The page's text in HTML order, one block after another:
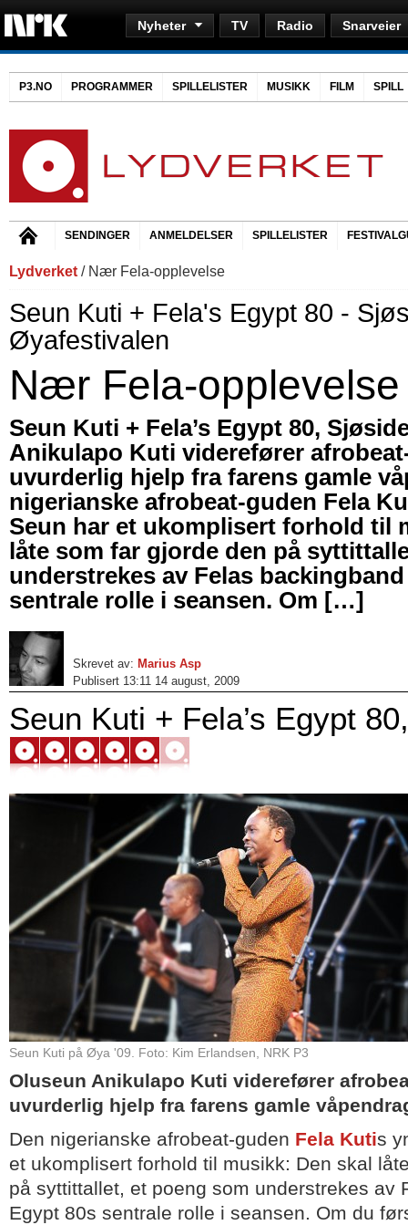
Nyheter TV Radio Snarveier
P3.NO PROGRAMMER SPILLELISTER MUSIKK FILM SPILL
SENDINGER ANMELDELSER SPILLELISTER
Lydverket / Nær Fela-opplevelse
Seun Kuti + Fela's Egypt 80 -
Øyafestivalen
Nær Fela-opplevelse
Seun Kuti + Fela’s Egypt 80,
Anikulapo Kuti viderefører
uvurderlig hjelp fra farens gamle
nigerianske afrobeat-guden Fela
Seun har et ukomplisert forhold til
låte som far gjorde den på
understrekes av Felas
sentrale rolle i seansen. Om […]
Skrevet av: Marius Asp
Publisert 13:11 14 august, 2009
Seun Kuti + Fela’s Egypt
Seun Kuti på Øya '09. Foto: Kim Erlandsen, NRK P3
Oluseun Anikulapo Kuti viderefører
uvurderlig hjelp fra farens gamle
Den nigerianske afrobeat-guden Fela Kutis
et ukomplisert forhold til musikk: Den skal
på syttittallet, et poeng som understrekes av
Egypt 80s sentrale rolle i seansen. Om du